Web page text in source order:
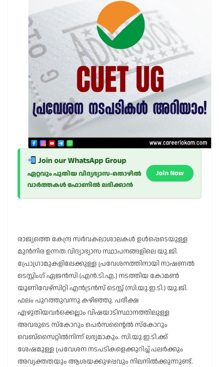
Join our WhatsApp Group
ഏറ്റവും പുതിയ വിദ്യഭ്യാസ-തൊഴിൽ
വാർത്തകൾ ഫോണിൽ ലഭിക്കാൻ
Join Now
രാജ്യത്തെ കേന്ദ്ര സർവകലാശാലകൾ ഉൾപ്പെടെയുള്ള
മുൻനിര ഉന്നത വിദ്യാഭ്യാസ സ്ഥാപനങ്ങളിലെ യു.ജി.
പ്രോഗ്രാമുകളിലേക്കുള്ള പ്രവേശനത്തിനായി നാഷണൽ
ടെസ്റ്റിംഗ് ഏജൻസി (എൻ.ടി.എ.) നടത്തിയ കോമൺ
യൂണിവേഴ്സിറ്റി എൻട്രൻസ് ടെസ്റ്റ് (സി.യു.ഇ.ടി.) യു.ജി.
ഫലം പുറത്തുവന്നു കഴിഞ്ഞു. പരീക്ഷ
എഴുതിയവർക്കെല്ലാം വിഷയാടിസ്ഥാനത്തിലുള്ള
അവരുടെ സ്കോറും പെർസൻ്റൈൽ സ്കോറും
വെബ്സൈറ്റിൽനിന്ന് ലഭ്യമാകും. സി.യു.ഇ.ടി.ക്ക്
ശേഷമുള്ള പ്രവേശന നടപടികളെക്കുറിച്ച് പലർക്കും
അവ്യക്തതയും ആശയക്കുഴപ്പവും നിലനിൽക്കുന്നുണ്ട്.